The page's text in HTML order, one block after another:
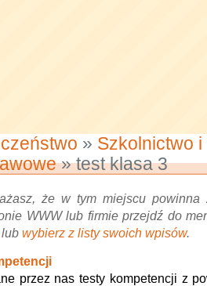
» Szkolnictwo
» test klasa 3
że w tym miejscu powinna
WWW lub firmie przejdź do
lub wybierz z listy swoich wpisów.
przez nas testy kompetencji z